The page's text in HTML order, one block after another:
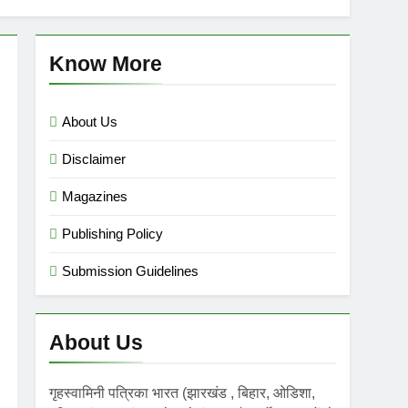
गृहस्वामिनी- Sept-Nov 2025
Know More
About Us
Disclaimer
Magazines
Publishing Policy
Submission Guidelines
About Us
गृहस्वामिनी पत्रिका भारत (झारखंड , बिहार, ओडिशा,